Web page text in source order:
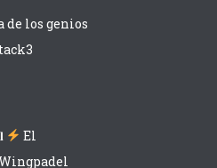
de los genios
El